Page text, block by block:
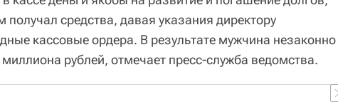
получал средства, давая указания директору
кассовые ордера. В результате мужчина незаконно
рублей, отмечает пресс-служба ведомства.